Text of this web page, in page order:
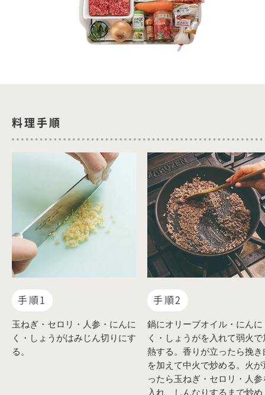
料理手順
手順1
玉ねぎ・セロリ・人参・にんに
く・しょうがはみじん切りにす
る。
手順2
鍋にオリーブオイル・にんに
く・しょうがを入れて弱火で
熱する。香りが立ったら挽き
を加えて中火で炒める。火が
ったら玉ねぎ・セロリ・人参
入れ、しんなりするまで炒め